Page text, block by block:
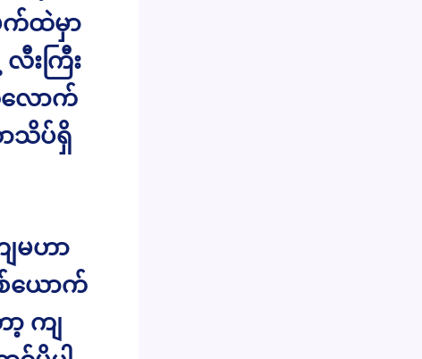
က်ထဲမှာ
းကြီး
ောက်
သိပ်ရှိ
မဟာ
ယောက်
ကျ